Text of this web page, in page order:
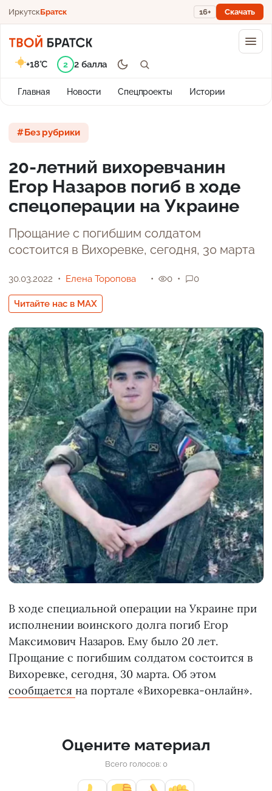
ИркутскБратск 16+ Скачать
Главная Новости Спецпроекты Истории
+18°C 2 2 балла
Без рубрики
20-летний вихоревчанин
Егор Назаров погиб в ходе
спецоперации на Украине
Прощание с погибшим солдатом
состоится в Вихоревке, сегодня, 30 марта
30.03.2022 Елена Торопова
Читайте нас в MAX
0 0
В ходе специальной операции на Украине при
исполнении воинского долга погиб Егор
Максимович Назаров. Ему было 20 лет.
Прощание с погибшим солдатом состоится в
Вихоревке, сегодня, 30 марта. Об этом
сообщается на портале «Вихоревка-онлайн».
Оцените материал
Всего голосов: 0